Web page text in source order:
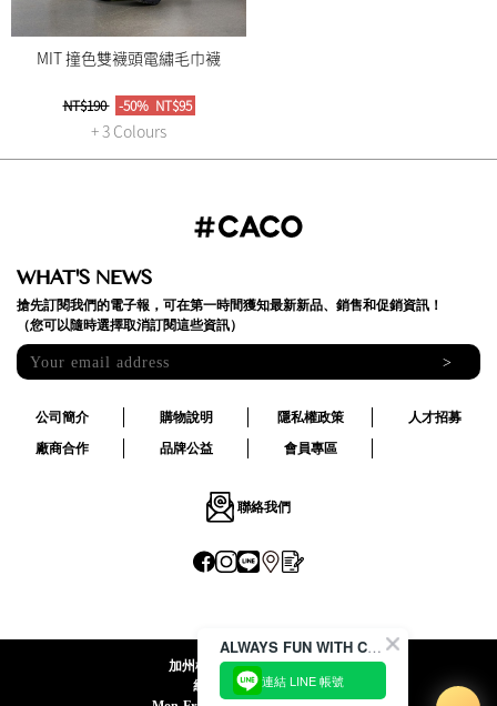
MIT 撞色雙襪頭電繡毛巾襪
NT$190 -50% NT$95
+ 3 Colours
WHAT'S NEWS
搶先訂閱我們的電子報，可在第一時間獲知最新新品、銷售和促銷資訊！
（您可以隨時選擇取消訂閱這些資訊）
>
公司簡介 購物說明 隱私權政策
人才招募
廠商合作
品牌公益 會員專區
聯絡我們
加州椰子國際股份有限公司
統一編號:24492069
ALWAYS FUN WITH CACO !
連結 LINE 帳號